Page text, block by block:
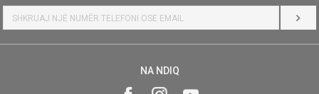
HYR
NA NDIQ